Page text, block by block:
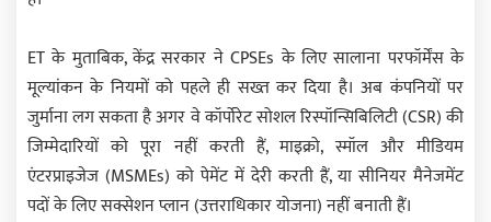
ET के मुताबिक, केंद्र सरकार ने CPSEs के लिए सालाना परफॉर्मेंस के
मूल्यांकन के नियमों को पहले ही सख्त कर दिया है। अब कंपनियों पर
जुर्माना लग सकता है अगर वे कॉर्पोरेट सोशल रिस्पॉन्सिबिलिटी (CSR) की
जिम्मेदारियों को पूरा नहीं करती हैं, माइक्रो, स्मॉल और मीडियम
एंटरप्राइजेज (MSMEs) को पेमेंट में देरी करती हैं, या सीनियर मैनेजमेंट
पदों के लिए सक्सेशन प्लान (उत्तराधिकार योजना) नहीं बनाती हैं।